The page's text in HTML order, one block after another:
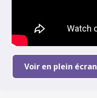
Voir en plein écran